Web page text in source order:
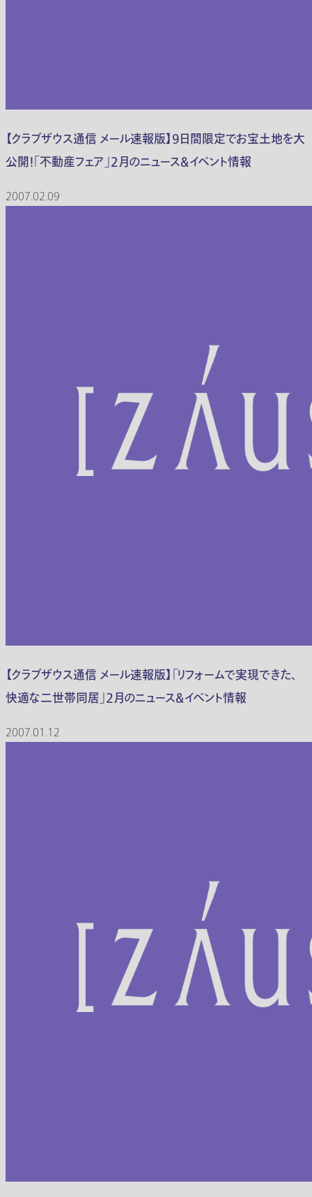
【クラブザウス通信 メール速報版】9日間限定でお宝土地を大
公開！「不動産フェア」2月のニュース＆イベント情報
2007.02.09
【クラブザウス通信 メール速報版】「リフォームで実現できた、
快適な二世帯同居」２月のニュース＆イベント情報
2007.01.12